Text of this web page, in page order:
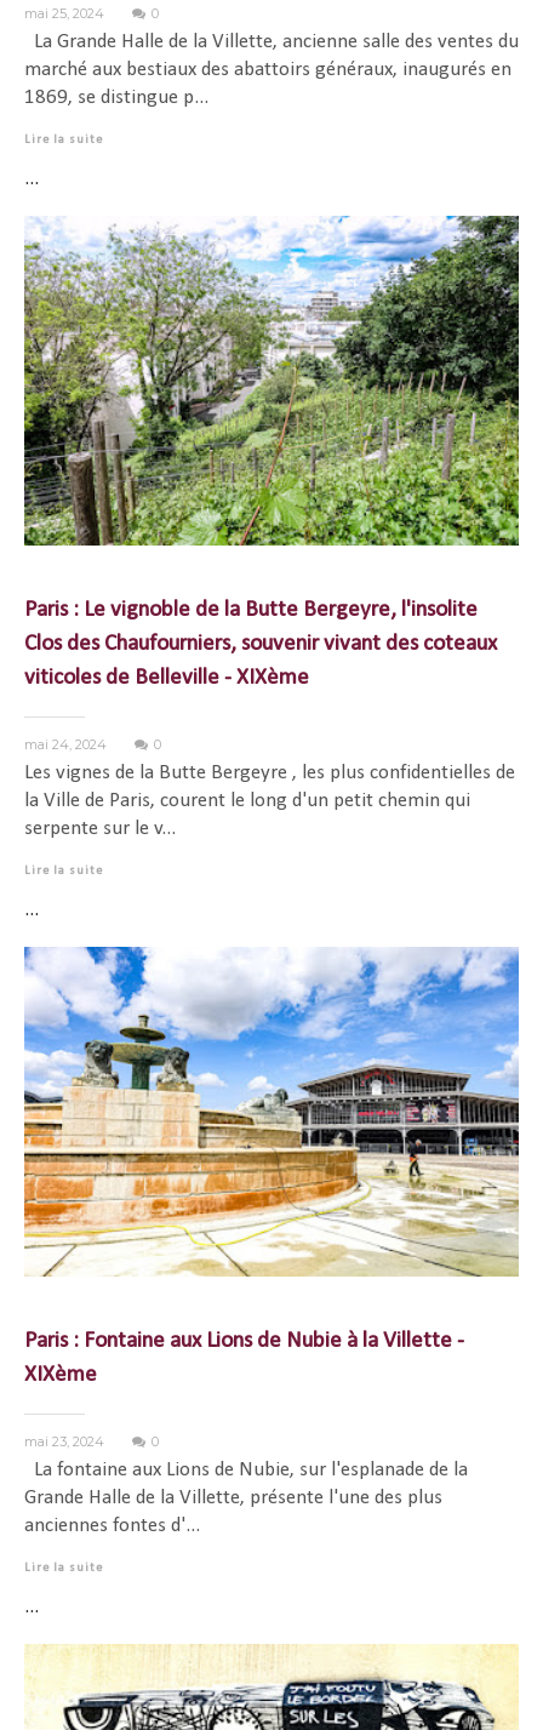
mai 25, 2024 0
La Grande Halle de la Villette, ancienne salle des ventes du
marché aux bestiaux des abattoirs généraux, inaugurés en
1869, se distingue p...
Lire la suite
...
Paris : Le vignoble de la Butte Bergeyre, l'insolite
Clos des Chaufourniers, souvenir vivant des coteaux
viticoles de Belleville - XIXème
mai 24, 2024 0
Les vignes de la Butte Bergeyre , les plus confidentielles de
la Ville de Paris, courent le long d'un petit chemin qui
serpente sur le v...
Lire la suite
...
Paris : Fontaine aux Lions de Nubie à la Villette -
XIXème
mai 23, 2024 0
La fontaine aux Lions de Nubie, sur l'esplanade de la
Grande Halle de la Villette, présente l'une des plus
anciennes fontes d'...
Lire la suite
...